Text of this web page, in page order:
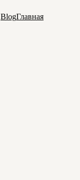
BlogГлавная